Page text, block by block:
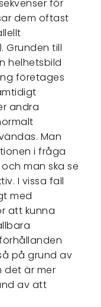
för
dem oftast
Grunden till
helhetsbild
företages
andra
Man
i fråga
man ska se
I vissa fall
med
att kunna
på grund av
det är mer
av att